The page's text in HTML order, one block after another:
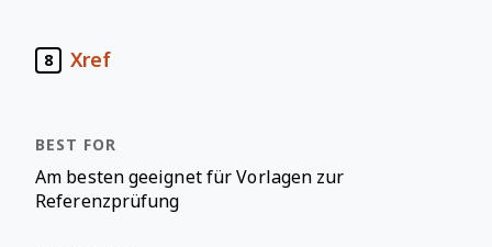
8 Xref
Am besten geeignet für Vorlagen zur
Referenzprüfung